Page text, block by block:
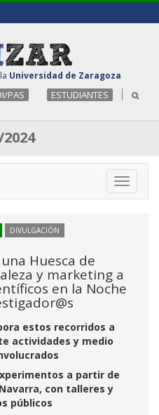
Universidad de Zaragoza
PAS ESTUDIANTES
Toggle
DIVULGACIÓN
Huesca de
y marketing a
en la Noche
estos recorridos a
actividades y medio
a partir de
con talleres y
públicos